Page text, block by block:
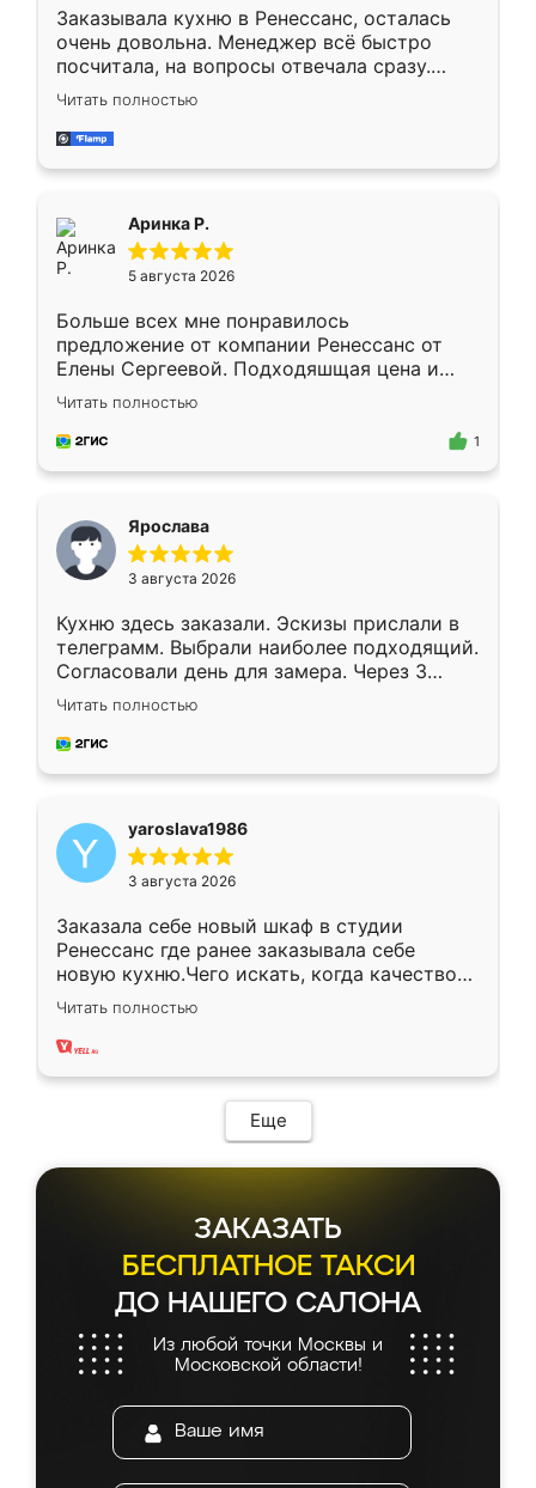
Заказывала кухню в Ренессанс, осталась
очень довольна. Менеджер всё быстро
посчитала, на вопросы отвечала сразу.
Замерщик приехал в субботу, подошёл к
делу со всей ответственностью. Собрали
за день, ребята работали аккуратно, даже
Читать полностью
Аринка Р.
5 августа 2026
Больше всех мне понравилось
предложение от компании Ренессанс от
Елены Сергеевой. Подходяшщая цена и
короткие сроки изготовления. Приехавший
для замера сотрудник Владислав
предложил по моему эскизу самый
Читать полностью
1
Ярослава
3 августа 2026
Кухню здесь заказали. Эскизы прислали в
телеграмм. Выбрали наиболее подходящий.
Согласовали день для замера. Через 3
недели кухня была уже готова. Остались
довольны работой. Спасибо Ренессанс
мебель за качественную работу!
Читать полностью
yaroslava1986
3 августа 2026
Заказала себе новый шкаф в студии
Ренессанс где ранее заказывала себе
новую кухню.Чего искать, когда качеством
вполне довольна. Служит кухня уже почти
два года, нареканий нет.
Читать полностью
Еще
ЗАКАЗАТЬ
БЕСПЛАТНОЕ ТАКСИ
ДО НАШЕГО САЛОНА
Из любой точки Москвы и
Московской области!